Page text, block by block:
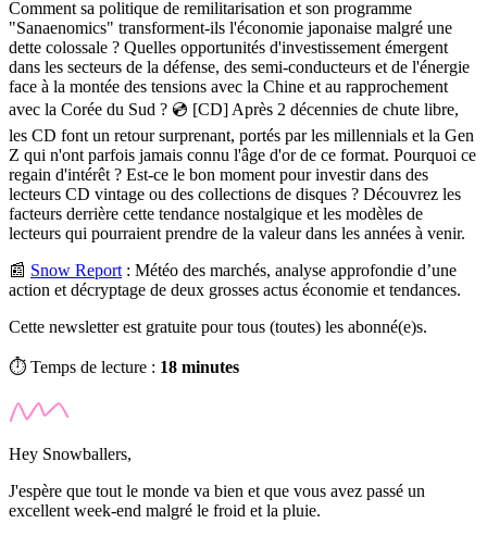
Comment sa politique de remilitarisation et son programme
"Sanaenomics" transforment-ils l'économie japonaise malgré une
dette colossale ? Quelles opportunités d'investissement émergent
dans les secteurs de la défense, des semi-conducteurs et de l'énergie
face à la montée des tensions avec la Chine et au rapprochement
avec la Corée du Sud ? 💿 [CD] Après 2 décennies de chute libre,
les CD font un retour surprenant, portés par les millennials et la Gen
Z qui n'ont parfois jamais connu l'âge d'or de ce format. Pourquoi ce
regain d'intérêt ? Est-ce le bon moment pour investir dans des
lecteurs CD vintage ou des collections de disques ? Découvrez les
facteurs derrière cette tendance nostalgique et les modèles de
lecteurs qui pourraient prendre de la valeur dans les années à venir.
📰 Snow Report : Météo des marchés, analyse approfondie d’une
action et décryptage de deux grosses actus économie et tendances.
Cette newsletter est gratuite pour tous (toutes) les abonné(e)s.
⏱️ Temps de lecture : 18 minutes
Hey Snowballers,
J'espère que tout le monde va bien et que vous avez passé un
excellent week-end malgré le froid et la pluie.